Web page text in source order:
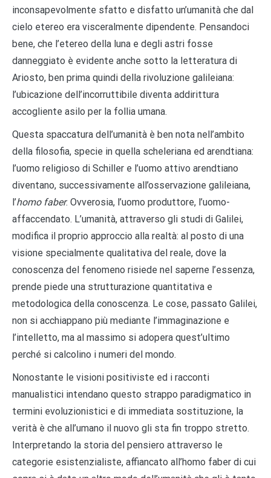
inconsapevolmente sfatto e disfatto un’umanità che dal
cielo etereo era visceralmente dipendente. Pensandoci
bene, che l’etereo della luna e degli astri fosse
danneggiato è evidente anche sotto la letteratura di
Ariosto, ben prima quindi della rivoluzione galileiana:
l’ubicazione dell’incorruttibile diventa addirittura
accogliente asilo per la follia umana.
Questa spaccatura dell’umanità è ben nota nell’ambito
della filosofia, specie in quella scheleriana ed arendtiana:
l’uomo religioso di Schiller e l’uomo attivo arendtiano
diventano, successivamente all’osservazione galileiana,
l’homo faber. Ovverosia, l’uomo produttore, l’uomo-
affaccendato. L’umanità, attraverso gli studi di Galilei,
modifica il proprio approccio alla realtà: al posto di una
visione specialmente qualitativa del reale, dove la
conoscenza del fenomeno risiede nel saperne l’essenza,
prende piede una strutturazione quantitativa e
metodologica della conoscenza. Le cose, passato Galilei,
non si acchiappano più mediante l’immaginazione e
l’intelletto, ma al massimo si adopera quest’ultimo
perché si calcolino i numeri del mondo.
Nonostante le visioni positiviste ed i racconti
manualistici intendano questo strappo paradigmatico in
termini evoluzionistici e di immediata sostituzione, la
verità è che all’umano il nuovo gli sta fin troppo stretto.
Interpretando la storia del pensiero attraverso le
categorie esistenzialiste, affiancato all’homo faber di cui